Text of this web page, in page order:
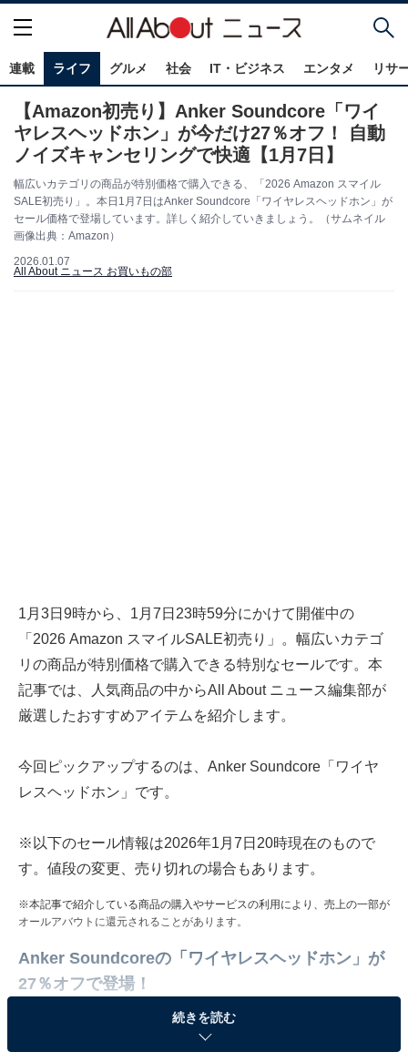
連載 ライフ グルメ 社会 IT・ビジネス エンタメ リサ
【Amazon初売り】Anker Soundcore「ワイ
ヤレスヘッドホン」が今だけ27％オフ！ 自動
ノイズキャンセリングで快適【1月7日】
幅広いカテゴリの商品が特別価格で購入できる、「2026 Amazon スマイル
SALE初売り」。本日1月7日はAnker Soundcore「ワイヤレスヘッドホン」が
セール価格で登場しています。詳しく紹介していきましょう。（サムネイル
画像出典：Amazon）
2026.01.07
All About ニュース お買いもの部
1月3日9時から、1月7日23時59分にかけて開催中の
「2026 Amazon スマイルSALE初売り」。幅広いカテゴ
リの商品が特別価格で購入できる特別なセールです。本
記事では、人気商品の中からAll About ニュース編集部が
厳選したおすすめアイテムを紹介します。
今回ピックアップするのは、Anker Soundcore「ワイヤ
レスヘッドホン」です。
※以下のセール情報は2026年1月7日20時現在のもので
す。値段の変更、売り切れの場合もあります。
※本記事で紹介している商品の購入やサービスの利用により、売上の一部が
オールアバウトに還元されることがあります。
Anker Soundcoreの「ワイヤレスヘッドホン」が
27％オフで登場！
続きを読む